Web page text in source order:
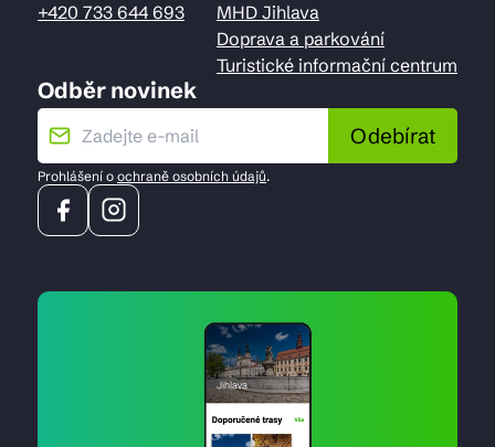
+420 733 644 693
MHD Jihlava
Doprava a parkování
Turistické informační centrum
Odběr novinek
Odebírat
Prohlášení o ochraně osobních údajů.